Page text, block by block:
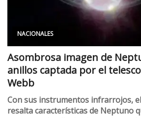
NACIONALES
Asombrosa imagen de
anillos captada por el
Webb
Con sus instrumentos infrarrojos,
resalta características de Neptuno